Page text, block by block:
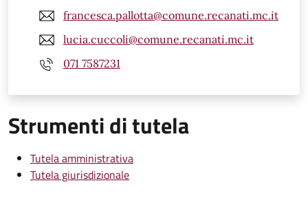
francesca.pallotta@comune.recanati.mc.it
lucia.cuccoli@comune.recanati.mc.it
071 7587231
Strumenti di tutela
Tutela amministrativa
Tutela giurisdizionale